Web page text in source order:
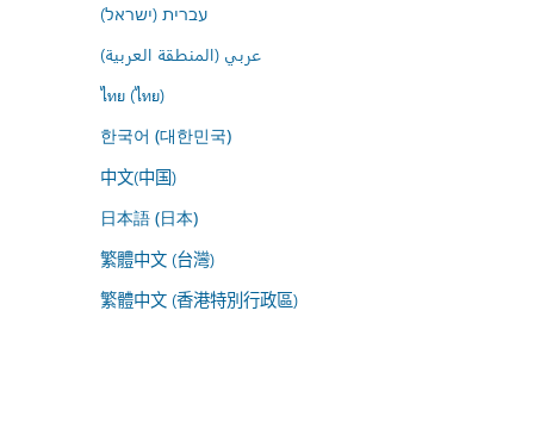
עברית (ישראל)
عربي (المنطقة العربية)
ไทย (ไทย)
한국어 (대한민국)
中文(中国)
日本語 (日本)
繁體中文 (台灣)
繁體中文 (香港特別行政區)